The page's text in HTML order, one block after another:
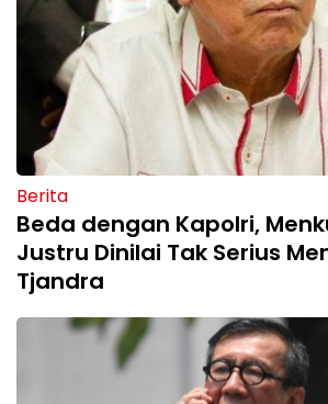
Berita
Beda dengan Kapolri,
Justru Dinilai Tak Serius
Tjandra